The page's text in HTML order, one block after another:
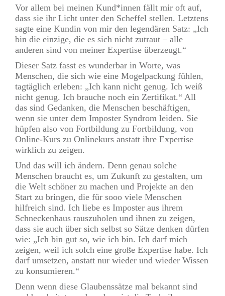
Vor allem bei meinen Kund*innen fällt mir oft auf,
dass sie ihr Licht unter den Scheffel stellen. Letztens
sagte eine Kundin von mir den legendären Satz: „Ich
bin die einzige, die es sich nicht zutraut – alle
anderen sind von meiner Expertise überzeugt.“
Dieser Satz fasst es wunderbar in Worte, was
Menschen, die sich wie eine Mogelpackung fühlen,
tagtäglich erleben: „Ich kann nicht genug. Ich weiß
nicht genug. Ich brauche noch ein Zertifikat.“ All
das sind Gedanken, die Menschen beschäftigen,
wenn sie unter dem Imposter Syndrom leiden. Sie
hüpfen also von Fortbildung zu Fortbildung, von
Online-Kurs zu Onlinekurs anstatt ihre Expertise
wirklich zu zeigen.
Und das will ich ändern. Denn genau solche
Menschen braucht es, um Zukunft zu gestalten, um
die Welt schöner zu machen und Projekte an den
Start zu bringen, die für sooo viele Menschen
hilfreich sind. Ich liebe es Imposter aus ihrem
Schneckenhaus rauszuholen und ihnen zu zeigen,
dass sie auch über sich selbst so Sätze denken dürfen
wie: „Ich bin gut so, wie ich bin. Ich darf mich
zeigen, weil ich solch eine große Expertise habe. Ich
darf umsetzen, anstatt nur wieder und wieder Wissen
zu konsumieren.“
Denn wenn diese Glaubenssätze mal bekannt sind